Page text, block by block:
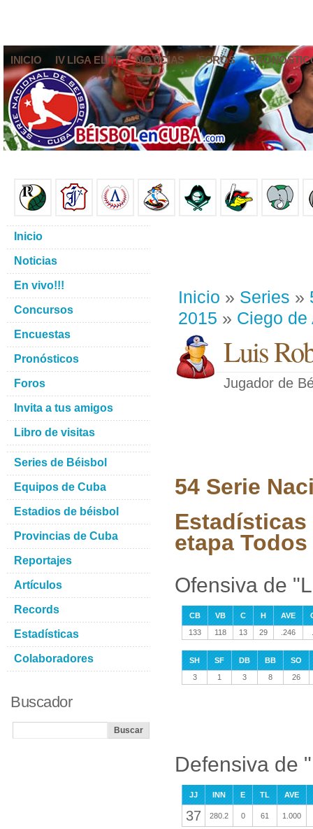
INICIO IV LIGA ELITE NOTICIAS FOROS
Inicio » Series »
2015 » Ciego de
Luis
Jugador de
54 Serie
etapa
Ofensiva de
CB VB C H AVE
133
118 13 29 .246
SH SF DB BB
SO
3
1 3 8 26
Defensiva de
JJ INN E TL AVE
37 280.2 0 61 1.000
Inicio
Noticias
En vivo!!!
Concursos
Encuestas
Pronósticos
Foros
Invita a tus amigos
Libro de visitas
Series de Béisbol
Equipos de Cuba
Estadios de béisbol
Provincias de Cuba
Reportajes
Artículos
Records
Estadísticas
Colaboradores
Buscador